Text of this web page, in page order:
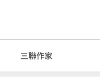
三聯作家